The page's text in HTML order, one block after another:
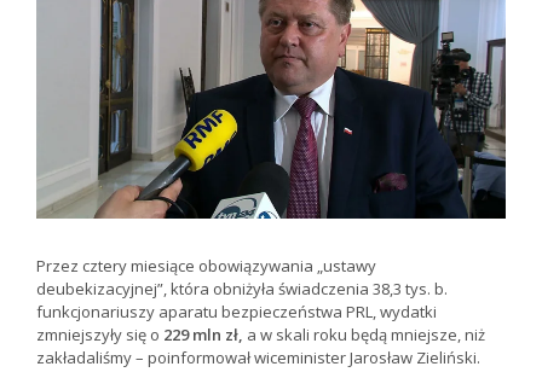
Przez cztery miesiące obowiązywania „ustawy
deubekizacyjnej”, która obniżyła świadczenia 38,3 tys. b.
funkcjonariuszy aparatu bezpieczeństwa PRL, wydatki
zmniejszyły się o 229 mln zł, a w skali roku będą mniejsze, niż
zakładaliśmy – poinformował wiceminister Jarosław Zieliński.